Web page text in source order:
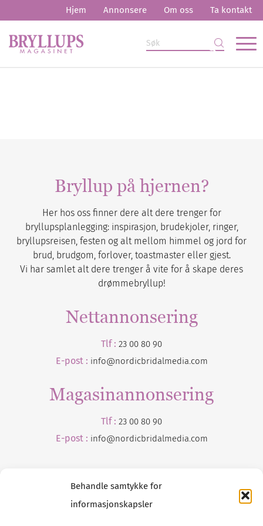
Behandle samtykke for
informasjonskapsler
Hjem Annonsere Om oss Ta kontakt
Bryllup på hjernen?
Her hos oss finner dere alt dere trenger for
bryllupsplanlegging: inspirasjon, brudekjoler, ringer,
bryllupsreisen, festen og alt mellom himmel og jord for
brud, brudgom, forlover, toastmaster eller gjest.
Vi har samlet alt dere trenger å vite for å skape deres
drømmebryllup!
Nettannonsering
Tlf : 23 00 80 90
E-post : info@nordicbridalmedia.com
Magasinannonsering
Tlf : 23 00 80 90
E-post : info@nordicbridalmedia.com